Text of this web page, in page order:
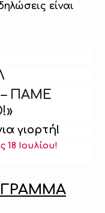
είναι
– ΠΑΜΕ
γιορτή!
18 Ιουλίου!